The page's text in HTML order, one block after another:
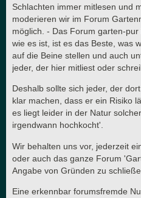
Schlachten immer mitlesen und
moderieren wir im Forum
möglich. - Das Forum garten-
wie es ist, ist es das Beste, was
auf die Beine stellen und auch
jeder, der hier mitliest oder
Deshalb sollte sich jeder, der
klar machen, dass er ein Risiko
es liegt leider in der Natur
irgendwann hochkocht'.
Wir behalten uns vor, jederzeit
oder auch das ganze Forum
Angabe von Gründen zu
Eine erkennbar forumsfremde